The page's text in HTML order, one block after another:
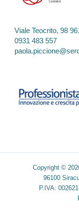
Viale Teocrito, 98
0931 483 557
Copyright ©
96100
P.IVA: